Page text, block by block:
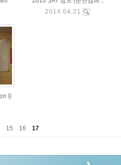
2014.04.21
I)
15 16 17